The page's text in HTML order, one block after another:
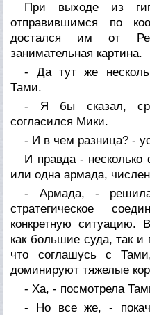
При выходе из
отправившимся по
достался им от
занимательная картина.
- Да тут же
Тами.
- Я бы сказал,
согласился Мики.
- И в чем разница? -
И правда - несколько
или одна армада,
- Армада, -
стратегическое
конкретную ситуацию.
как большие суда, так
что соглашусь с
доминируют тяжелые
- Ха, - посмотрела
- Но все же, -